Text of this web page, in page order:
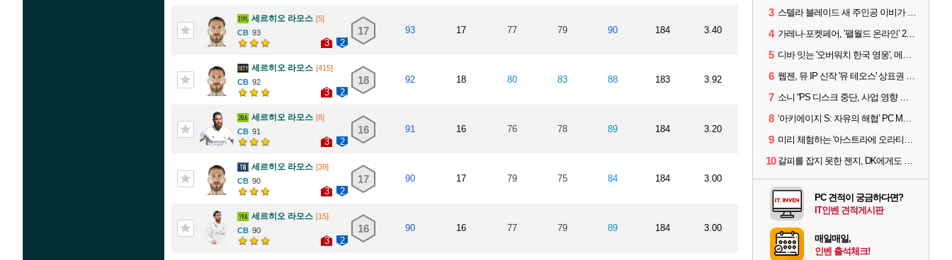
세르히오 라모스 [5]
93
3 2
17 93 17 77 79 90 184 3.40
세르히오 라모스 [415]
92
3 2
18 92 18 80 83 88 183 3.92
세르히오 라모스 [8]
91
3 2
16 91 16 76 78 89 184 3.20
세르히오 라모스 [39]
90
3 2
17 90 17 79 75 84 184 3.00
세르히오 라모스 [15]
90
3 2
16 90 16 77 79 89 184 3.00
3 스텔라 블레이드 새 주인공 이비가 부릅니다, 'Wanna be in LOVE' 뮤비 공개
4 가레나·포켓페어, ‘팰월드 온라인’ 2026년 출시 예고
5 디바 잇는 '오버워치 한국 영웅', 메카 파일럿 디몬 나온다
6 웹젠, 뮤 IP 신작 '뮤 테오스' 상표권 출원
7 소니 “PS 디스크 중단, 사업 영향 없다”
8 ‘아키에이지 S: 자유의 해협’ PC MMORPG로 개발한다
9 미리 체험하는 '아스트라에 오라티오'...NC, 8/19부터 CBT 참가자 모집
10 갈피를 잡지 못한 젠지, DK에게도 0:2 패배
PC 견적이 궁금하다면?
IT인벤 견적게시판
매일매일,
인벤 출석체크!